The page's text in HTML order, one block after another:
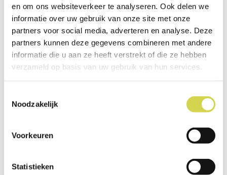
en om ons websiteverkeer te analyseren. Ook delen we
informatie over uw gebruik van onze site met onze
partners voor social media, adverteren en analyse. Deze
partners kunnen deze gegevens combineren met andere
informatie die u aan ze heeft verstrekt of die ze hebben
verzameld op basis van uw gebruik van hun services.
Noodzakelijk
Voorkeuren
Statistieken
€ 3,50
MEER INFORMATIE »
Lathyrus latifolius 'Red Pearl'